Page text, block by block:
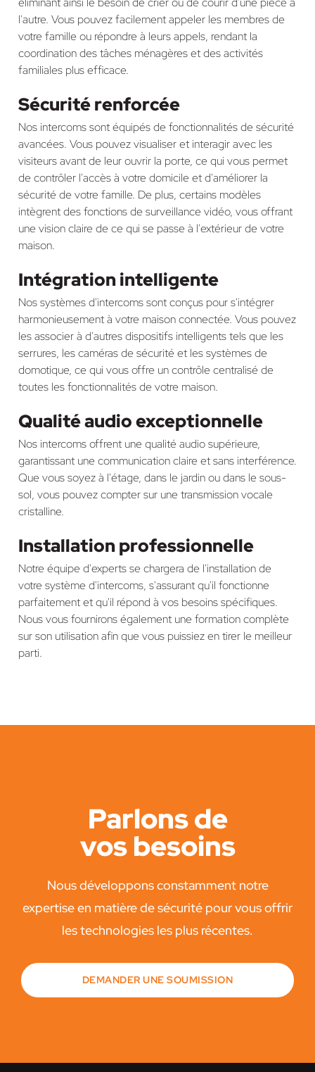
l'autre. Vous pouvez facilement appeler les membres de
votre famille ou répondre à leurs appels, rendant la
coordination des tâches ménagères et des activités
familiales plus efficace.
Sécurité renforcée
Nos intercoms sont équipés de fonctionnalités de sécurité
avancées. Vous pouvez visualiser et interagir avec les
visiteurs avant de leur ouvrir la porte, ce qui vous permet
de contrôler l'accès à votre domicile et d'améliorer la
sécurité de votre famille. De plus, certains modèles
intègrent des fonctions de surveillance vidéo, vous offrant
une vision claire de ce qui se passe à l'extérieur de votre
maison.
Intégration intelligente
Nos systèmes d'intercoms sont conçus pour s'intégrer
harmonieusement à votre maison connectée. Vous pouvez
les associer à d'autres dispositifs intelligents tels que les
serrures, les caméras de sécurité et les systèmes de
domotique, ce qui vous offre un contrôle centralisé de
toutes les fonctionnalités de votre maison.
Qualité audio exceptionnelle
Nos intercoms offrent une qualité audio supérieure,
garantissant une communication claire et sans interférence.
Que vous soyez à l'étage, dans le jardin ou dans le sous-
sol, vous pouvez compter sur une transmission vocale
cristalline.
Installation professionnelle
Notre équipe d'experts se chargera de l'installation de
votre système d'intercoms, s'assurant qu'il fonctionne
parfaitement et qu'il répond à vos besoins spécifiques.
Nous vous fournirons également une formation complète
sur son utilisation afin que vous puissiez en tirer le meilleur
parti.
Parlons de
vos besoins
Nous développons constamment notre
expertise en matière de sécurité pour vous offrir
les technologies les plus récentes.
DEMANDER UNE SOUMISSION